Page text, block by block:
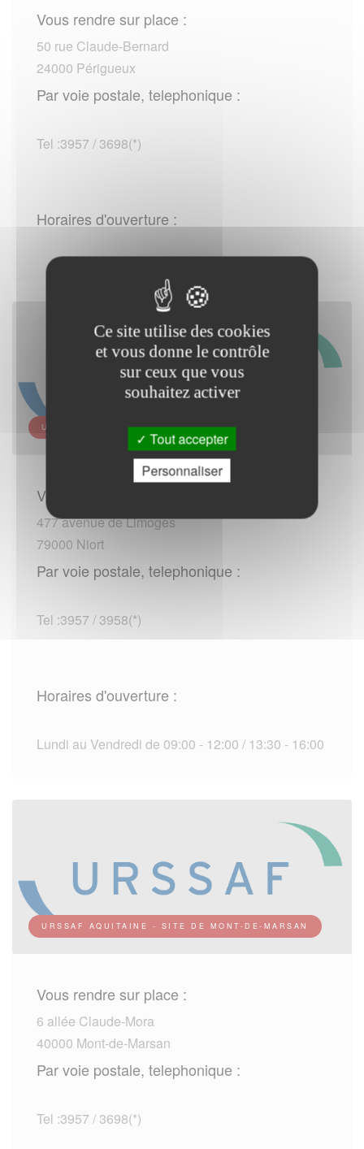
Vous rendre sur place :
50 rue Claude-Bernard
24000 Périgueux
Par voie postale, telephonique :
Tel :3957 / 3698(*)
Horaires d'ouverture :
URSSAF POITOU-CHARENTES - SITE DE NIORT
Vous rendre sur place :
477 avenue de Limoges
79000 Niort
Par voie postale, telephonique :
Tel :3957 / 3958(*)
Horaires d'ouverture :
Lundi au Vendredi de 09:00 - 12:00 / 13:30 - 16:00
URSSAF AQUITAINE - SITE DE MONT-DE-MARSAN
Vous rendre sur place :
6 allée Claude-Mora
40000 Mont-de-Marsan
Par voie postale, telephonique :
Tel :3957 / 3698(*)
Ce site utilise des cookies
et vous donne le contrôle
sur ceux que vous
souhaitez activer
Tout accepter
Personnaliser